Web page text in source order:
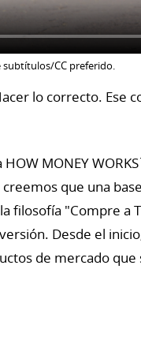
subtítulos/CC preferido.
lo correcto.
MONEY WORKS
que una
filosofía "Compre
Desde el
de mercado